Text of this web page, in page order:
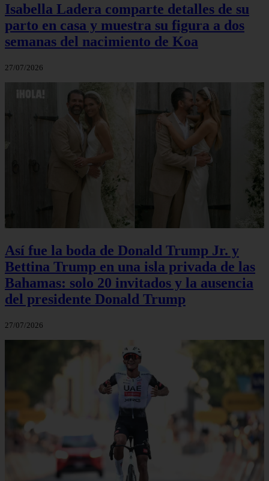
Isabella Ladera comparte detalles de su
parto en casa y muestra su figura a dos
semanas del nacimiento de Koa
27/07/2026
Así fue la boda de Donald Trump Jr. y
Bettina Trump en una isla privada de las
Bahamas: solo 20 invitados y la ausencia
del presidente Donald Trump
27/07/2026